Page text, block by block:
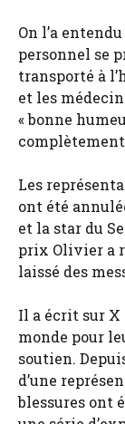
On l’a
personnel se
transporté à
et les
« bonne
Les
ont été
et la star du
prix Olivier a
laissé des
Il a écrit sur X
monde pour
soutien.
d’une
blessures ont